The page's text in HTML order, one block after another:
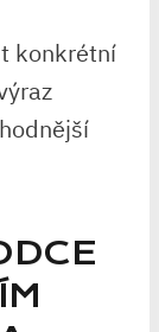
konkrétní